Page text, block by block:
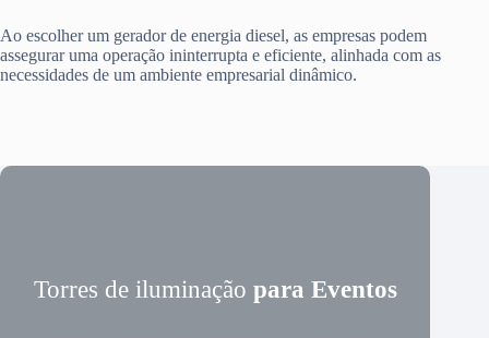
Ao escolher um gerador de energia diesel, as empresas podem
assegurar uma operação ininterrupta e eficiente, alinhada com as
necessidades de um ambiente empresarial dinâmico.
Torres de iluminação para Eventos